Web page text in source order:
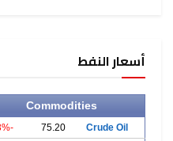
أسعار النفط
Commodities
Crude Oil
75.20
-0.03%